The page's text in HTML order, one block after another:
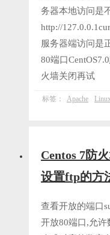
务器本地访问是
http://
服务器端访问是
80端口
火墙关闭再试
标签： Apache
Centos 7防
设置ftp的方
查看开放的端口
开放80端口,允